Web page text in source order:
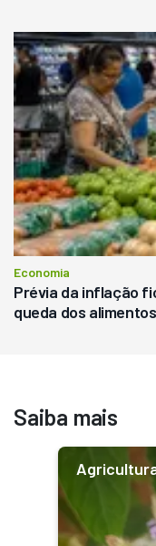
Economia
Prévia da inflação
queda dos alimentos
Saiba mais